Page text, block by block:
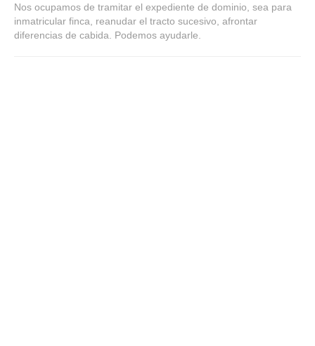
Nos ocupamos de tramitar el expediente de dominio, sea para
inmatricular finca, reanudar el tracto sucesivo, afrontar
diferencias de cabida. Podemos ayudarle.